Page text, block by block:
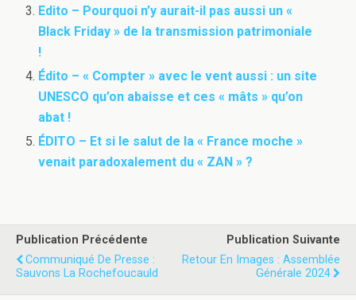
Edito – Pourquoi n’y aurait-il pas aussi un «
Black Friday » de la transmission patrimoniale
!
Édito – « Compter » avec le vent aussi : un site
UNESCO qu’on abaisse et ces « mâts » qu’on
abat !
ÉDITO – Et si le salut de la « France moche »
venait paradoxalement du « ZAN » ?
Publication Précédente
Communiqué De Presse :
Sauvons La Rochefoucauld
Publication Suivante
Retour En Images : Assemblée
Générale 2024